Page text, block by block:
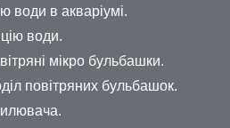
води в акваріумі.
води.
мікро бульбашки.
повітряних бульбашок.